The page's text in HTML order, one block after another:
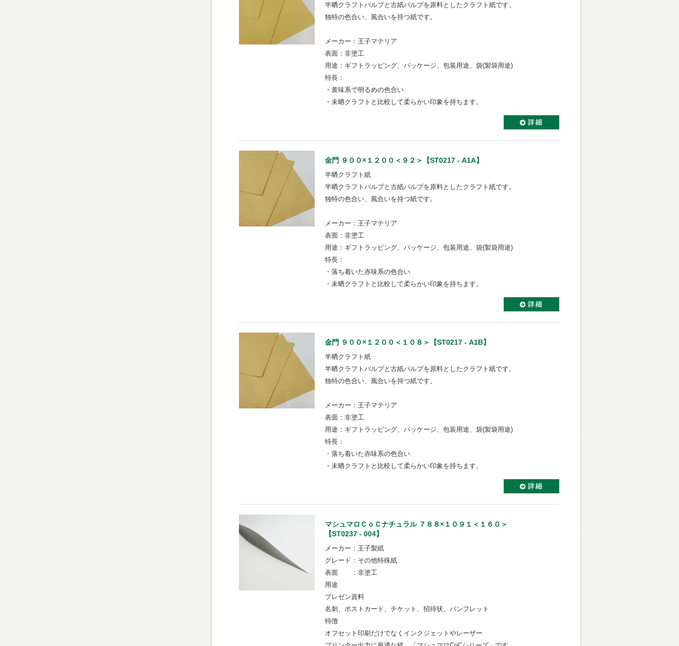
半晒クラフトパルプと古紙パルプを原料としたクラフト紙です。
独特の色合い、風合いを持つ紙です。
メーカー：王子マテリア
表面：非塗工
用途：ギフトラッピング、パッケージ、包装用途、袋(製袋用途)
特長：
・黄味系で明るめの色合い
・未晒クラフトと比較して柔らかい印象を持ちます。
金門 ９００×１２００＜９２＞【ST0217 - A1A】
半晒クラフト紙
半晒クラフトパルプと古紙パルプを原料としたクラフト紙です。
独特の色合い、風合いを持つ紙です。
メーカー：王子マテリア
表面：非塗工
用途：ギフトラッピング、パッケージ、包装用途、袋(製袋用途)
特長：
・落ち着いた赤味系の色合い
・未晒クラフトと比較して柔らかい印象を持ちます。
金門 ９００×１２００＜１０８＞【ST0217 - A1B】
半晒クラフト紙
半晒クラフトパルプと古紙パルプを原料としたクラフト紙です。
独特の色合い、風合いを持つ紙です。
メーカー：王子マテリア
表面：非塗工
用途：ギフトラッピング、パッケージ、包装用途、袋(製袋用途)
特長：
・落ち着いた赤味系の色合い
・未晒クラフトと比較して柔らかい印象を持ちます。
マシュマロＣｏＣナチュラル ７８８×１０９１＜１６０＞
【ST0237 - 004】
メーカー：王子製紙
グレード：その他特殊紙
表面 ：非塗工
用途
プレゼン資料
名刺、ポストカード、チケット、招待状、パンフレット
特徴
オフセット印刷だけでなくインクジェットやレーザー